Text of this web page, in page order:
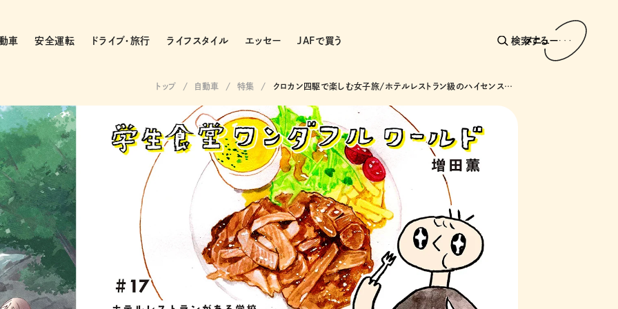
車 安全運転 ドライブ・旅行 ライフスタイル エッセー JAFで買う 検索する
メニュー
トップ 自動車 特集 クロカン四駆で楽しむ女子旅/ホテルレストラン級のハイセンスメニューが揃う学食登場！/足こぎキックボードは電動と同じルールなの？etc.